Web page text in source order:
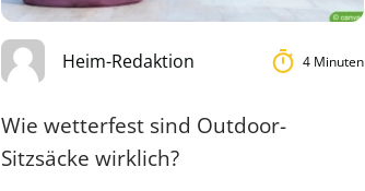
Heim-Redaktion 4 Minuten
Wie wetterfest sind Outdoor-
Sitzsäcke wirklich?